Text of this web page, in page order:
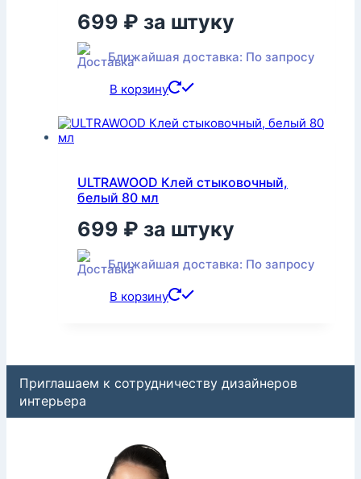
699 ₽ за штуку
Ближайшая доставка: По запросу
В корзину
ULTRAWOOD Клей стыковочный,
белый 80 мл
699 ₽ за штуку
Ближайшая доставка: По запросу
В корзину
Приглашаем к сотрудничеству дизайнеров
интерьера